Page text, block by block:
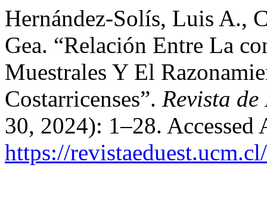
Hernández-Solís, Luis A.,
Gea. “Relación Entre La
Muestrales Y El
Costarricenses”. Revista
30, 2024): 1–28. Accessed
https://